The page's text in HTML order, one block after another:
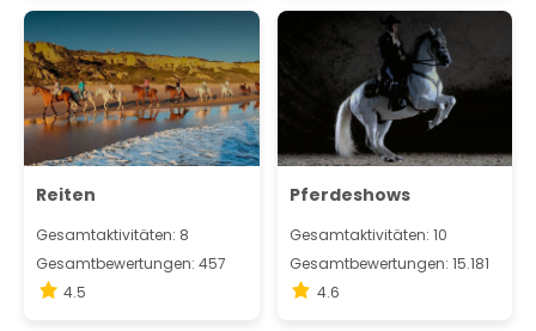
Reiten
Gesamtaktivitäten: 8
Gesamtbewertungen: 457
4.5
Pferdeshows
Gesamtaktivitäten: 10
Gesamtbewertungen: 15.181
4.6